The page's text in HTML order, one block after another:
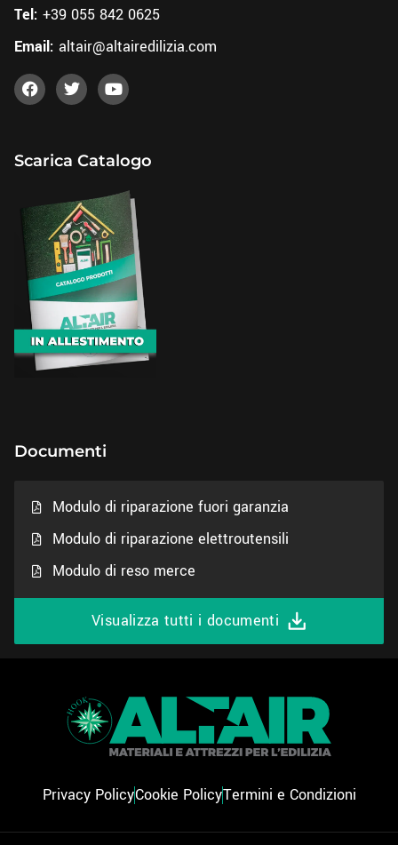
Tel: +39 055 842 0625
Email: altair@altairedilizia.com
Scarica Catalogo
Documenti
Modulo di riparazione fuori garanzia
Modulo di riparazione elettroutensili
Modulo di reso merce
Visualizza tutti i documenti
Privacy PolicyCookie PolicyTermini e Condizioni